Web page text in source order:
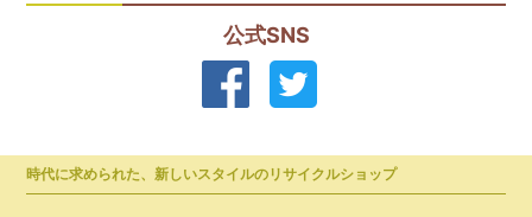
公式SNS
時代に求められた、新しいスタイルのリサイクルショップ